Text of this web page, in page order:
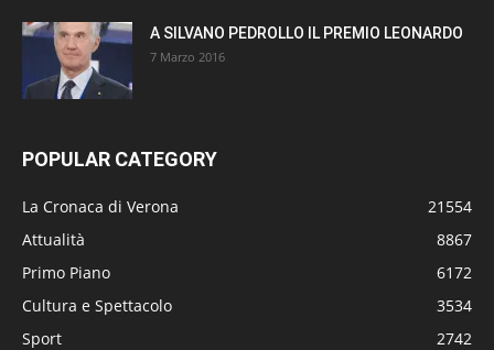
A SILVANO PEDROLLO IL PREMIO LEONARDO
7 Marzo 2016
POPULAR CATEGORY
La Cronaca di Verona
21554
Attualità
8867
Primo Piano
6172
Cultura e Spettacolo
3534
Sport
2742